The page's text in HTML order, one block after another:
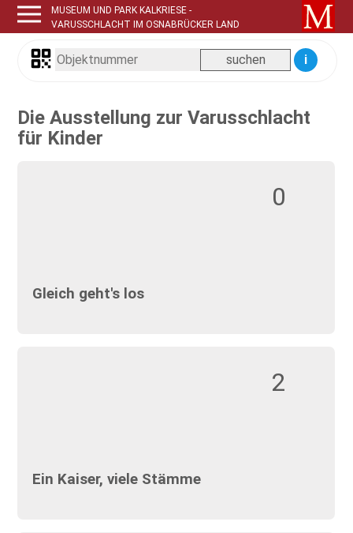
MUSEUM UND PARK KALKRIESE -
VARUSSCHLACHT IM OSNABRÜCKER LAND
i
Die Ausstellung zur Varusschlacht
für Kinder
0
Gleich geht's los
2
Ein Kaiser, viele Stämme